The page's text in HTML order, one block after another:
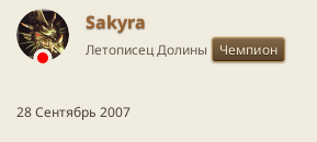
Sakyra
Летописец Долины Чемпион
28 Сентябрь 2007